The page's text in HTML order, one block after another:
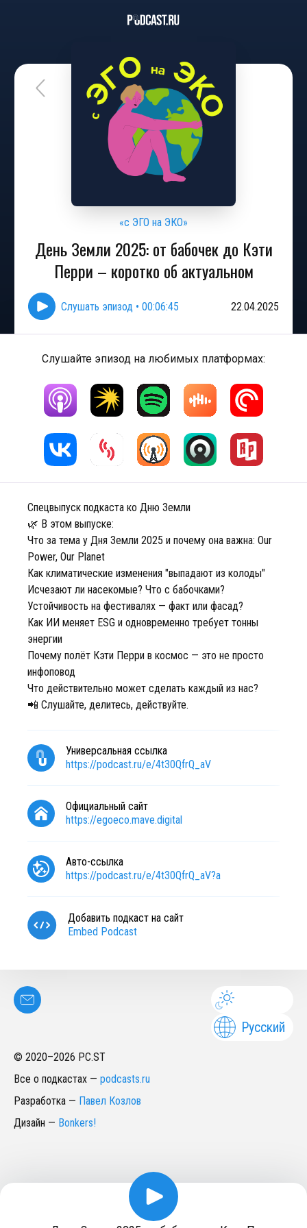
«с ЭГО на ЭКО»
День Земли 2025: от бабочек до Кэти
Перри – коротко об актуальном
Слушать эпизод • 00:06:45 22.04.2025
Слушайте эпизод на любимых платформах:
Спецвыпуск подкаста ко Дню Земли
🌿 В этом выпуске:
Что за тема у Дня Земли 2025 и почему она важна: Our
Power, Our Planet
Как климатические изменения "выпадают из колоды"
Исчезают ли насекомые? Что с бабочками?
Устойчивость на фестивалях — факт или фасад?
Как ИИ меняет ESG и одновременно требует тонны
энергии
Почему полёт Кэти Перри в космос — это не просто
инфоповод
Что действительно может сделать каждый из нас?
📲 Слушайте, делитесь, действуйте.
Универсальная ссылка
https://podcast.ru/e/4t30QfrQ_aV
Официальный сайт
https://egoeco.mave.digital
Авто-ссылка
https://podcast.ru/e/4t30QfrQ_aV?a
Добавить подкаст на сайт
Embed Podcast
Русский
© 2020–2026 PC.ST
Все о подкастах — podcasts.ru
Разработка — Павел Козлов
Дизайн — Bonkers!